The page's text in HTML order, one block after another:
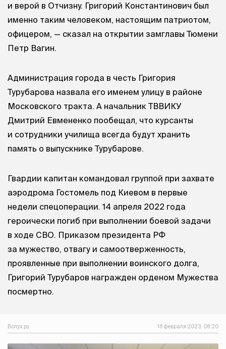
и верой в Отчизну. Григорий Константинович был
именно таким человеком, настоящим патриотом,
офицером, — сказал на открытии замглавы Тюмени
Петр Вагин.
Администрация города в честь Григория
Турубарова назвала его именем улицу в районе
Московского тракта. А начальник ТВВИКУ
Дмитрий Евмененко пообещал, что курсанты
и сотрудники училища всегда будут хранить
память о выпускнике Турубарове.
Гвардии капитан командовал группой при захвате
аэродрома Гостомель под Киевом в первые
недели спецоперации. 14 апреля 2022 года
героически погиб при выполнении боевой задачи
в ходе СВО. Приказом президента РФ
за мужество, отвагу и самоотверженность,
проявленные при выполнении воинского долга,
Григорий Турубаров награжден орденом Мужества
посмертно.
Вслух.ру 16 февраля 2023, 08:20